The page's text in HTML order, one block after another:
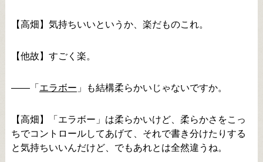
【高畑】気持ちいいというか、楽だものこれ。
【他故】すごく楽。
――「 エラボー 」も結構柔らかいじゃないですか。
【高畑】「エラボー」は柔らかいけど、柔らかさをこっ
ちでコントロールしてあげて、それで書き分けたりする
と気持ちいいんだけど、でもあれとは全然違うね。